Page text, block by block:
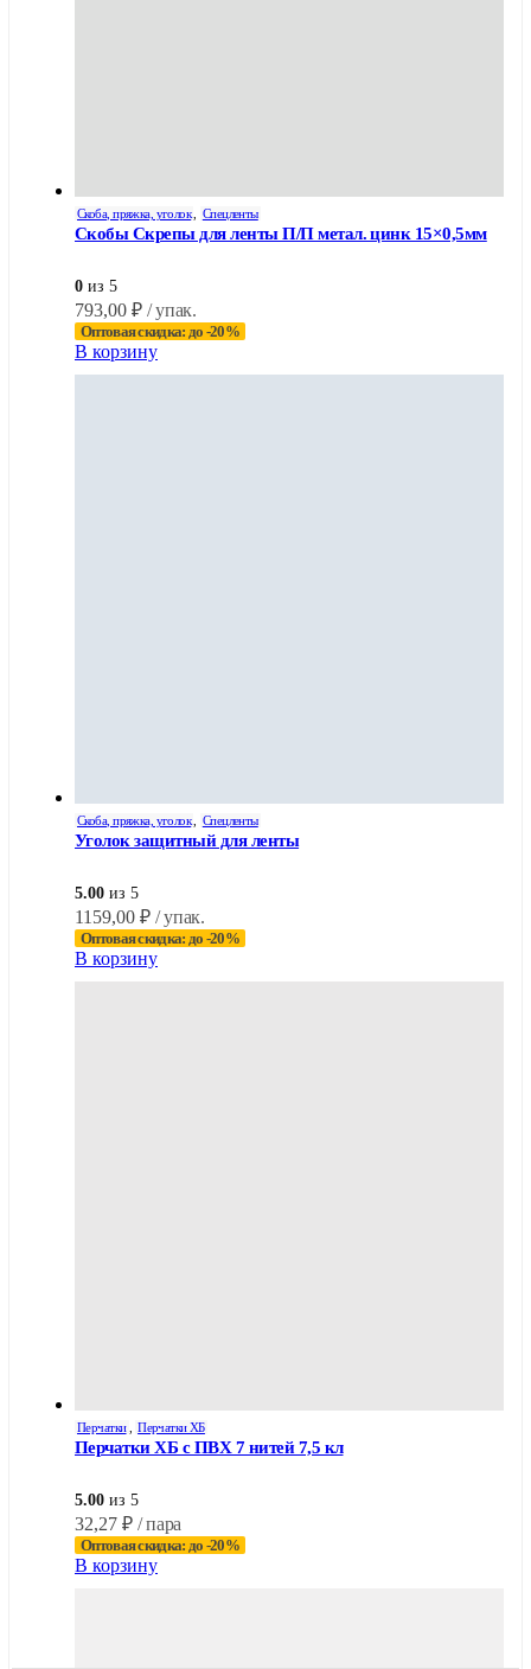
Скоба, пряжка, уголок Спецленты
Скобы Скрепы для ленты П/П метал. цинк 15×0,5мм
0 из 5
793,00 ₽ / упак.
Оптовая скидка: до -20%
В корзину
Скоба, пряжка, уголок Спецленты
Уголок защитный для ленты
5.00 из 5
1159,00 ₽ / упак.
Оптовая скидка: до -20%
В корзину
Перчатки Перчатки ХБ
Перчатки ХБ с ПВХ 7 нитей 7,5 кл
5.00 из 5
32,27 ₽ / пара
Оптовая скидка: до -20%
В корзину